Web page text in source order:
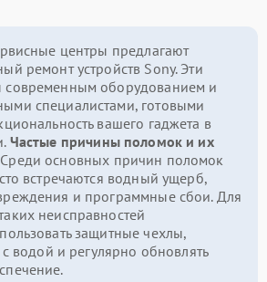
центры предлагают
ремонт устройств Sony. Эти
оборудованием и
специалистами, готовыми
вашего гаджета в
Частые причины поломок и их
Среди основных причин поломок
встречаются водный ущерб,
и программные сбои. Для
неисправностей
защитные чехлы,
с водой и регулярно обновлять